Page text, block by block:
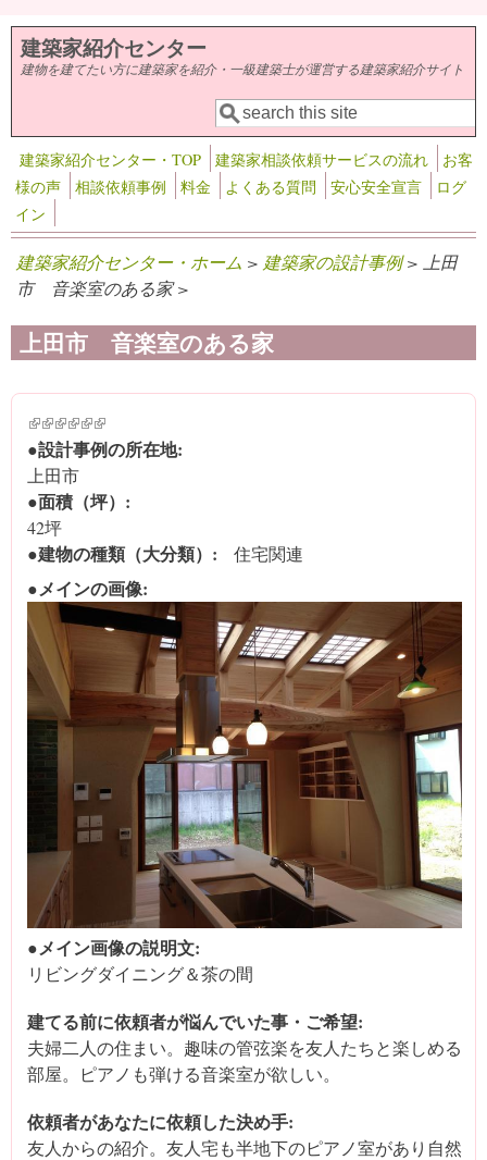
メインコンテンツに移動
建築家紹介センター
建物を建てたい方に建築家を紹介・一級建築士が運営する建築家紹介サイト
検索フォーム
検索
建築家紹介センター・TOP 建築家相談依頼サービスの流れ
お客
様の声
相談依頼事例 料金 よくある質問 安心安全宣言
ログ
イン
建築家紹介センター・ホーム > 建築家の設計事例> 上田
市 音楽室のある家 >
上田市 音楽室のある家
(link is external)
(link is external)
(link is external)
(link is external)
(link is external)
(link is external)
●設計事例の所在地:
上田市
●面積（坪）:
42坪
●建物の種類（大分類）: 住宅関連
●メインの画像:
●メイン画像の説明文:
リビングダイニング＆茶の間
建てる前に依頼者が悩んでいた事・ご希望:
夫婦二人の住まい。趣味の管弦楽を友人たちと楽しめる
部屋。ピアノも弾ける音楽室が欲しい。
依頼者があなたに依頼した決め手:
友人からの紹介。友人宅も半地下のピアノ室があり自然